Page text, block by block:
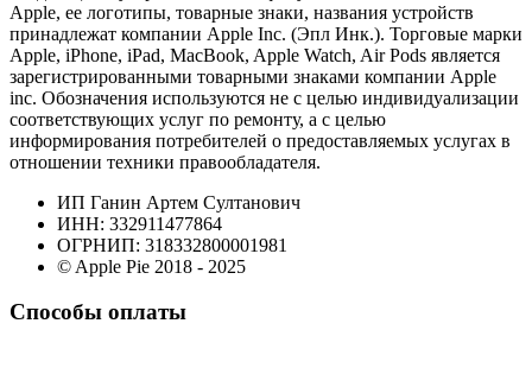
Apple, ее логотипы, товарные знаки, названия устройств
принадлежат компании Apple Inc. (Эпл Инк.). Торговые марки
Apple, iPhone, iPad, MacBook, Apple Watch, Air Pods является
зарегистрированными товарными знаками компании Apple
inc. Обозначения используются не с целью индивидуализации
соответствующих услуг по ремонту, а с целью
информирования потребителей о предоставляемых услугах в
отношении техники правообладателя.
ИП Ганин Артем Султанович
ИНН: 332911477864
ОГРНИП: 318332800001981
© Apple Pie 2018 - 2025
Способы оплаты